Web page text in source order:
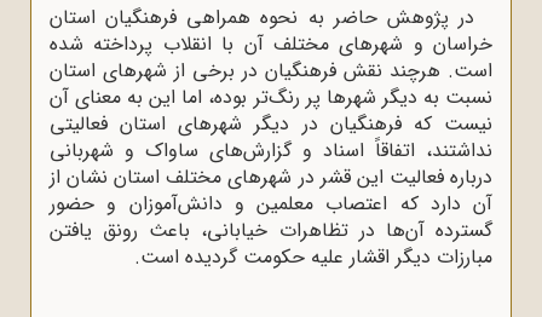
در پژوهش حاضر به نحوه همراهی فرهنگیان استان
خراسان و شهرهای مختلف آن با انقلاب پرداخته شده
است. هرچند نقش فرهنگیان در برخی از شهرهای استان
نسبت به دیگر شهرها پر رنگ‌تر بوده، اما این به معنای آن
نیست که فرهنگیان در دیگر شهرهای استان فعالیتی
نداشتند، اتفاقاً اسناد و گزارش‌های ساواک و شهربانی
درباره فعالیت این قشر در شهرهای مختلف استان نشان از
آن دارد که اعتصاب معلمین و دانش‌آموزان و حضور
گسترده آن‌ها در تظاهرات خیابانی، باعث رونق یافتن
مبارزات دیگر اقشار علیه حکومت گردیده است.